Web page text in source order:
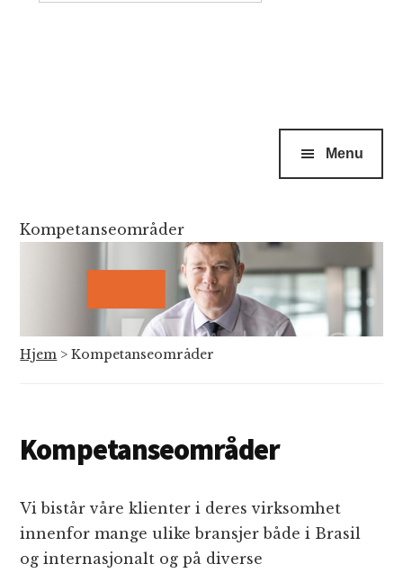
Menu
Kompetanseområder
Hjem >Kompetanseområder
Kompetanseområder
Vi bistår våre klienter i deres virksomhet
innenfor mange ulike bransjer både i Brasil
og internasjonalt og på diverse